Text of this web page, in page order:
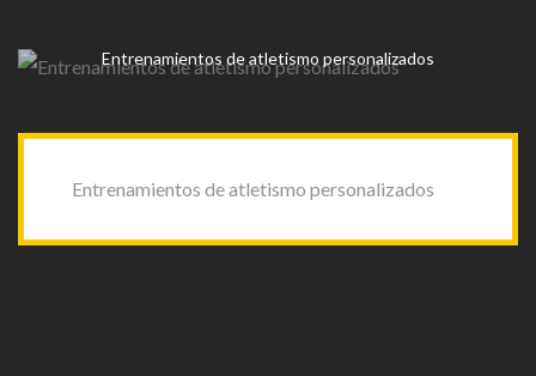
Entrenamientos de atletismo personalizados
Entrenamientos de atletismo personalizados